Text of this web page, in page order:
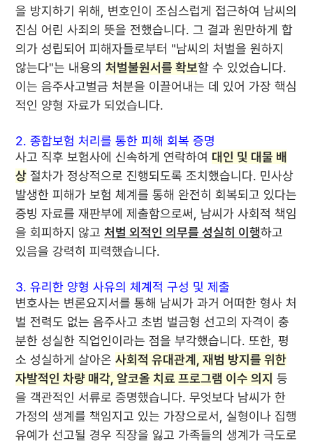
을 방지하기 위해, 변호인이 조심스럽게 접근하여 남씨의
진심 어린 사죄의 뜻을 전했습니다. 그 결과 원만하게 합
의가 성립되어 피해자들로부터 "남씨의 처벌을 원하지
않는다"는 내용의처벌불원서를 확보할 수 있었습니다.
이는 음주사고벌금 처분을 이끌어내는 데 있어 가장 핵심
적인 양형 자료가 되었습니다.
2. 종합보험 처리를 통한 피해 회복 증명
사고 직후 보험사에 신속하게 연락하여 대인 및 대물 배
상 절차가 정상적으로 진행되도록 조치했습니다. 민사상
발생한 피해가 보험 체계를 통해 완전히 회복되고 있다는
증빙 자료를 재판부에 제출함으로써, 남씨가 사회적 책임
을 회피하지 않고처벌 외적인 의무를 성실히 이행하고
있음을 강력히 피력했습니다.
3. 유리한 양형 사유의 체계적 구성 및 제출
변호사는 변론요지서를 통해 남씨가 과거 어떠한 형사 처
벌 전력도 없는 음주사고 초범 벌금형 선고의 자격이 충
분한 성실한 직업인이라는 점을 부각했습니다. 또한, 평
소 성실하게 살아온사회적 유대관계, 재범 방지를 위한
자발적인 차량 매각, 알코올 치료 프로그램 이수 의지 등
을 객관적인 서류로 증명했습니다. 무엇보다 남씨가 한
가정의 생계를 책임지고 있는 가장으로서, 실형이나 집행
유예가 선고될 경우 직장을 잃고 가족들의 생계가 극도로